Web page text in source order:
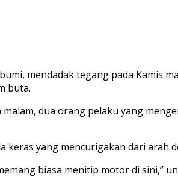
mendadak tegang pada Kamis
buta.
dua orang pelaku yang
yang mencurigakan dari arah
biasa menitip motor di sini,”